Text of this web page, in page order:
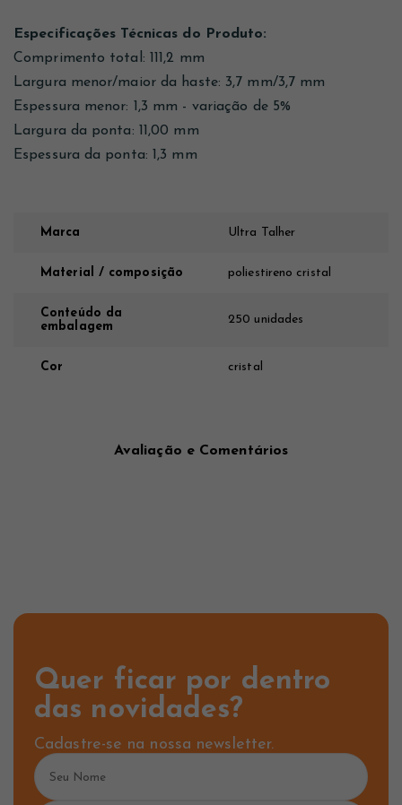
Especificações Técnicas do Produto:
Comprimento total: 111,2 mm
Largura menor/maior da haste: 3,7 mm/3,7 mm
Espessura menor: 1,3 mm - variação de 5%
Largura da ponta: 11,00 mm
Espessura da ponta: 1,3 mm
Marca Ultra Talher
Material / composição poliestireno cristal
Conteúdo da
embalagem
250 unidades
Cor cristal
Avaliação e Comentários
Quer ficar por dentro
das novidades?
Cadastre-se na nossa newsletter.